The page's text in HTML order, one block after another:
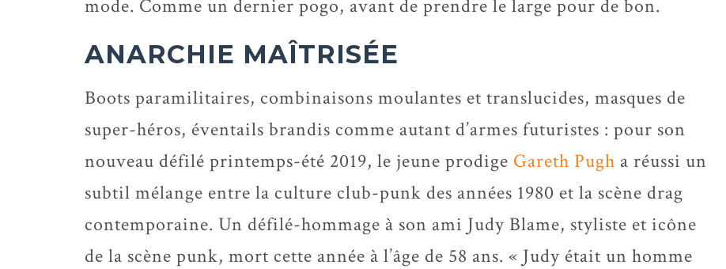
mode. Comme un dernier pogo, avant de prendre le large pour de bon.
ANARCHIE MAÎTRISÉE
Boots paramilitaires, combinaisons moulantes et translucides, masques de
super-héros, éventails brandis comme autant d’armes futuristes : pour son
nouveau défilé printemps-été 2019, le jeune prodige Gareth Pugh a réussi un
subtil mélange entre la culture club-punk des années 1980 et la scène drag
contemporaine. Un défilé-hommage à son ami Judy Blame, styliste et icône
de la scène punk, mort cette année à l’âge de 58 ans. « Judy était un homme